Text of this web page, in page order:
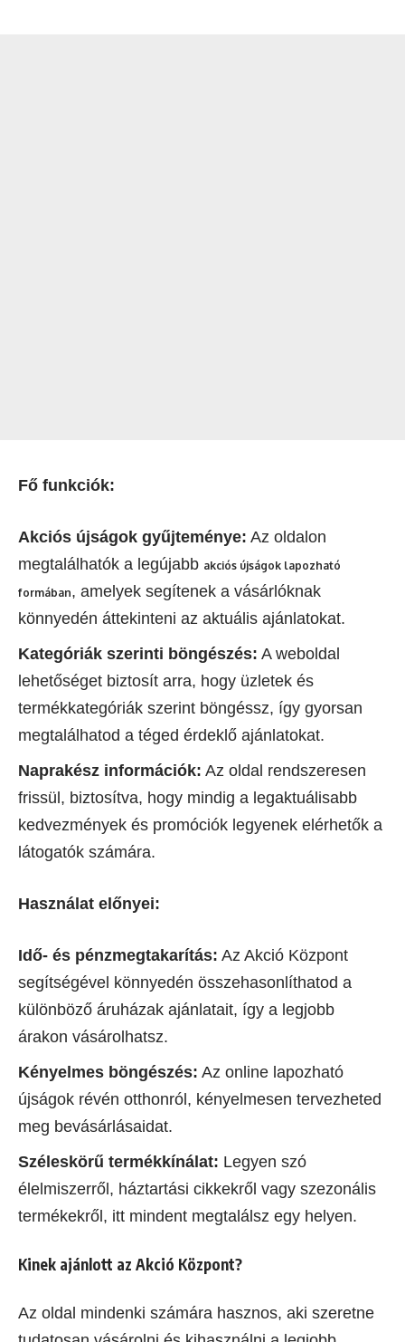
Fő funkciók:
Akciós újságok gyűjteménye: Az oldalon
megtalálhatók a legújabb akciós újságok lapozható
formában, amelyek segítenek a vásárlóknak
könnyedén áttekinteni az aktuális ajánlatokat.
Kategóriák szerinti böngészés: A weboldal
lehetőséget biztosít arra, hogy üzletek és
termékkategóriák szerint böngéssz, így gyorsan
megtalálhatod a téged érdeklő ajánlatokat.
Naprakész információk: Az oldal rendszeresen
frissül, biztosítva, hogy mindig a legaktuálisabb
kedvezmények és promóciók legyenek elérhetők a
látogatók számára.
Használat előnyei:
Idő- és pénzmegtakarítás: Az Akció Központ
segítségével könnyedén összehasonlíthatod a
különböző áruházak ajánlatait, így a legjobb
árakon vásárolhatsz.
Kényelmes böngészés: Az online lapozható
újságok révén otthonról, kényelmesen tervezheted
meg bevásárlásaidat.
Széleskörű termékkínálat: Legyen szó
élelmiszerről, háztartási cikkekről vagy szezonális
termékekről, itt mindent megtalálsz egy helyen.
Kinek ajánlott az Akció Központ?
Az oldal mindenki számára hasznos, aki szeretne